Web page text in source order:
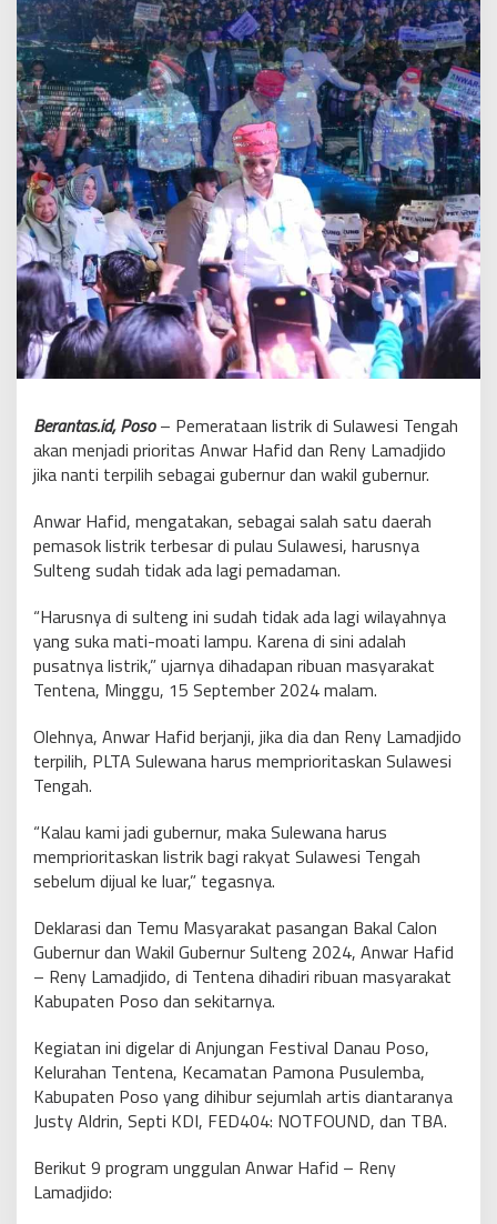
Berantas.id, Poso – Pemerataan listrik di Sulawesi Tengah
akan menjadi prioritas Anwar Hafid dan Reny Lamadjido
jika nanti terpilih sebagai gubernur dan wakil gubernur.
Anwar Hafid, mengatakan, sebagai salah satu daerah
pemasok listrik terbesar di pulau Sulawesi, harusnya
Sulteng sudah tidak ada lagi pemadaman.
“Harusnya di sulteng ini sudah tidak ada lagi wilayahnya
yang suka mati-moati lampu. Karena di sini adalah
pusatnya listrik,” ujarnya dihadapan ribuan masyarakat
Tentena, Minggu, 15 September 2024 malam.
Olehnya, Anwar Hafid berjanji, jika dia dan Reny Lamadjido
terpilih, PLTA Sulewana harus memprioritaskan Sulawesi
Tengah.
“Kalau kami jadi gubernur, maka Sulewana harus
memprioritaskan listrik bagi rakyat Sulawesi Tengah
sebelum dijual ke luar,” tegasnya.
Deklarasi dan Temu Masyarakat pasangan Bakal Calon
Gubernur dan Wakil Gubernur Sulteng 2024, Anwar Hafid
– Reny Lamadjido, di Tentena dihadiri ribuan masyarakat
Kabupaten Poso dan sekitarnya.
Kegiatan ini digelar di Anjungan Festival Danau Poso,
Kelurahan Tentena, Kecamatan Pamona Pusulemba,
Kabupaten Poso yang dihibur sejumlah artis diantaranya
Justy Aldrin, Septi KDI, FED404: NOTFOUND, dan TBA.
Berikut 9 program unggulan Anwar Hafid – Reny
Lamadjido: